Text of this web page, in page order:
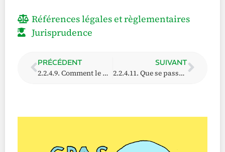
Références légales et règlementaires
Jurisprudence
PRÉCÉDENT
2.2.4.9. Comment le CPAS calcule-t-il le revenu d’intégration en cas de cohabitation ?
SUIVANT
2.2.4.11. Que se passe-t-il en cas d’épargne ?